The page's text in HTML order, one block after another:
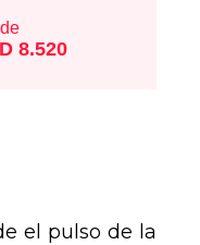
8.520
el pulso de la